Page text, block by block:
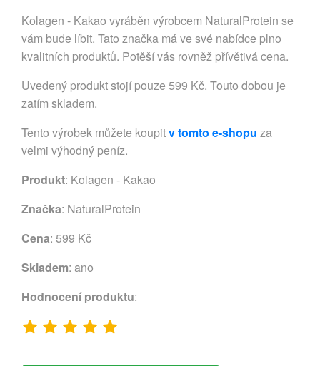
Kolagen - Kakao vyráběn výrobcem NaturalProtein se
vám bude líbit. Tato značka má ve své nabídce plno
kvalitních produktů. Potěší vás rovněž přívětivá cena.
Uvedený produkt stojí pouze 599 Kč. Touto dobou je
zatím skladem.
Tento výrobek můžete koupitv tomto e-shopu za
velmi výhodný peníz.
Produkt: Kolagen - Kakao
Značka: NaturalProtein
Cena: 599 Kč
Skladem: ano
Hodnocení produktu: